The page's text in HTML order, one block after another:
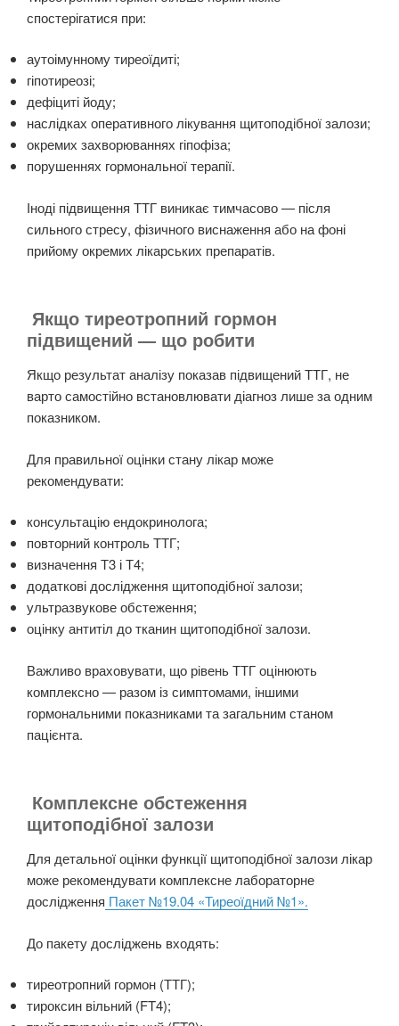
спостерігатися при:
аутоімунному тиреоїдиті;
гіпотиреозі;
дефіциті йоду;
наслідках оперативного лікування щитоподібної залози;
окремих захворюваннях гіпофіза;
порушеннях гормональної терапії.
Іноді підвищення ТТГ виникає тимчасово — після
сильного стресу, фізичного виснаження або на фоні
прийому окремих лікарських препаратів.
Якщо тиреотропний гормон
підвищений — що робити
Якщо результат аналізу показав підвищений ТТГ, не
варто самостійно встановлювати діагноз лише за одним
показником.
Для правильної оцінки стану лікар може
рекомендувати:
консультацію ендокринолога;
повторний контроль ТТГ;
визначення Т3 і Т4;
додаткові дослідження щитоподібної залози;
ультразвукове обстеження;
оцінку антитіл до тканин щитоподібної залози.
Важливо враховувати, що рівень ТТГ оцінюють
комплексно — разом із симптомами, іншими
гормональними показниками та загальним станом
пацієнта.
Комплексне обстеження
щитоподібної залози
Для детальної оцінки функції щитоподібної залози лікар
може рекомендувати комплексне лабораторне
дослідження Пакет №19.04 «Тиреоїдний №1».
До пакету досліджень входять:
тиреотропний гормон (ТТГ);
тироксин вільний (FT4);